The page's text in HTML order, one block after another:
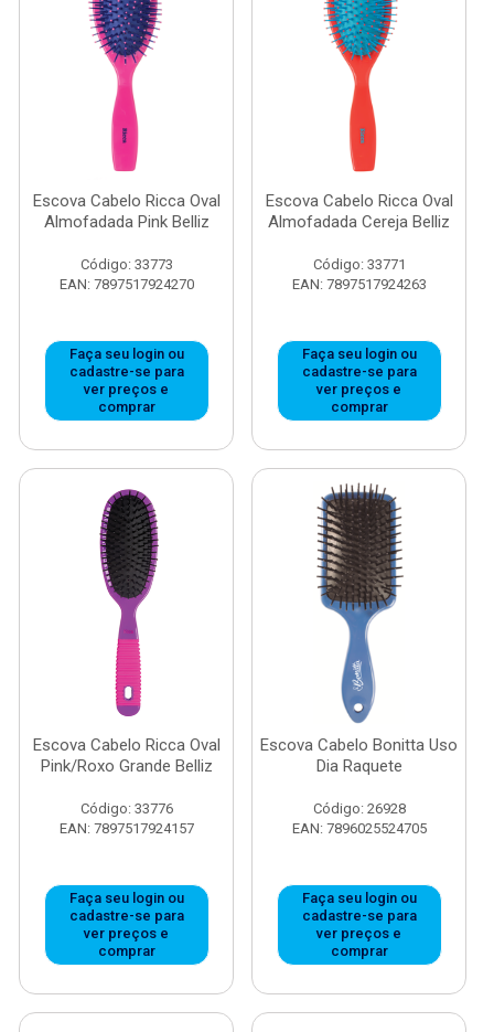
Escova Cabelo Ricca Oval
Almofadada Pink Belliz
Código: 33773
EAN: 7897517924270
Faça seu login ou
cadastre-se para
ver preços e
comprar
Escova Cabelo Ricca Oval
Almofadada Cereja Belliz
Código: 33771
EAN: 7897517924263
Faça seu login ou
cadastre-se para
ver preços e
comprar
Escova Cabelo Ricca Oval
Pink/Roxo Grande Belliz
Código: 33776
EAN: 7897517924157
Faça seu login ou
cadastre-se para
ver preços e
comprar
Escova Cabelo Bonitta Uso
Dia Raquete
Código: 26928
EAN: 7896025524705
Faça seu login ou
cadastre-se para
ver preços e
comprar